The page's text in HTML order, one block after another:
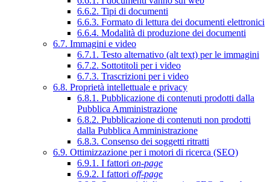
6.6.2. Tipi di documenti
6.6.3. Formato di lettura dei documenti elettronici
6.6.4. Modalità di produzione dei documenti
6.7. Immagini e video
6.7.1. Testo alternativo (alt text) per le immagini
6.7.2. Sottotitoli per i video
6.7.3. Trascrizioni per i video
6.8. Proprietà intellettuale e privacy
6.8.1. Pubblicazione di contenuti prodotti dalla
Pubblica Amministrazione
6.8.2. Pubblicazione di contenuti non prodotti
dalla Pubblica Amministrazione
6.8.3. Consenso dei soggetti ritratti
6.9. Ottimizzazione per i motori di ricerca (SEO)
6.9.1. I fattori on-page
6.9.2. I fattori off-page